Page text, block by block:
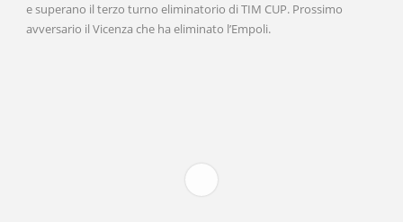
e superano il terzo turno eliminatorio di TIM CUP. Prossimo
avversario il Vicenza che ha eliminato l’Empoli.